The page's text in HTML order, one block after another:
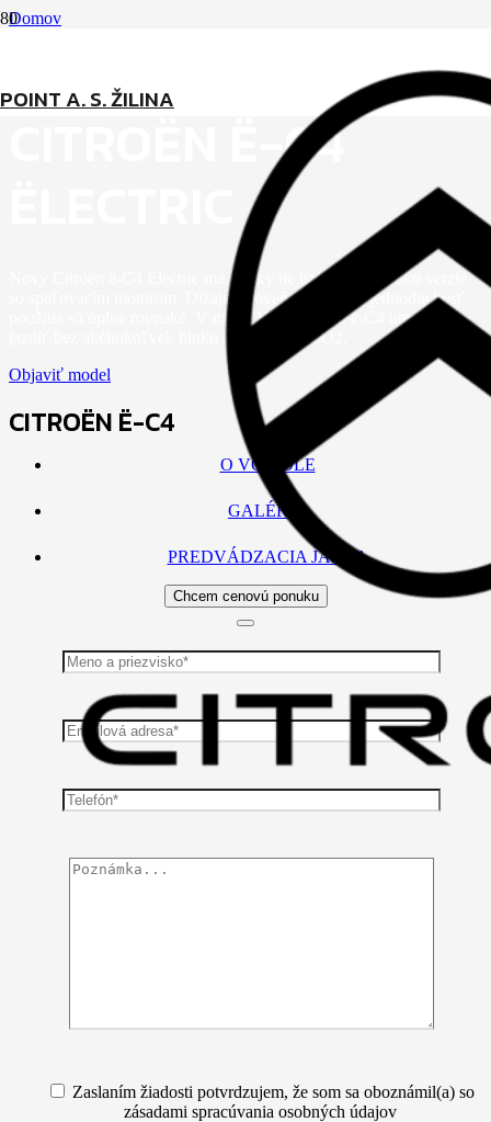
POINT A. S. ŽILINA
Domov
CITROËN Ë-C4
Nový Citroën ë-C4 Ëlectric má všetky tie isté vlastnosti ako verzie
so spaľovacím motorom. Dizajn, úroveň pohodlia a jednoduchosť
použitia sú úplne rovnaké. V meste Vám Citroën ë-C4 umožní
jazdiť bez akéhokoľvek hluku alebo emisií CO2.
Objaviť model
CITROËN Ë-C4
O VOZIDLE
GALÉRIA
PREDVÁDZACIA JAZDA
Chcem cenovú ponuku
Zaslaním žiadosti potvrdzujem, že som sa oboznámil(a) so
zásadami spracúvania osobných údajov